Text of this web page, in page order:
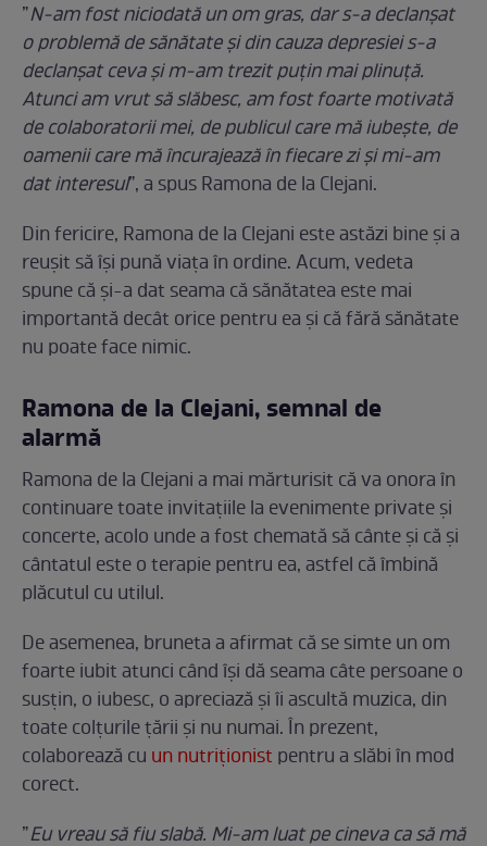
”N-am fost niciodată un om gras, dar s-a declanșat
o problemă de sănătate și din cauza depresiei s-a
declanșat ceva și m-am trezit puțin mai plinuță.
Atunci am vrut să slăbesc, am fost foarte motivată
de colaboratorii mei, de publicul care mă iubește, de
oamenii care mă încurajează în fiecare zi și mi-am
dat interesul”, a spus Ramona de la Clejani.
Din fericire, Ramona de la Clejani este astăzi bine și a
reușit să își pună viața în ordine. Acum, vedeta
spune că și-a dat seama că sănătatea este mai
importantă decât orice pentru ea și că fără sănătate
nu poate face nimic.
Ramona de la Clejani, semnal de
alarmă
Ramona de la Clejani a mai mărturisit că va onora în
continuare toate invitațiile la evenimente private și
concerte, acolo unde a fost chemată să cânte și că și
cântatul este o terapie pentru ea, astfel că îmbină
plăcutul cu utilul.
De asemenea, bruneta a afirmat că se simte un om
foarte iubit atunci când își dă seama câte persoane o
susțin, o iubesc, o apreciază și îi ascultă muzica, din
toate colțurile țării și nu numai. În prezent,
colaborează cu un nutriționist pentru a slăbi în mod
corect.
”Eu vreau să fiu slabă. Mi-am luat pe cineva ca să mă